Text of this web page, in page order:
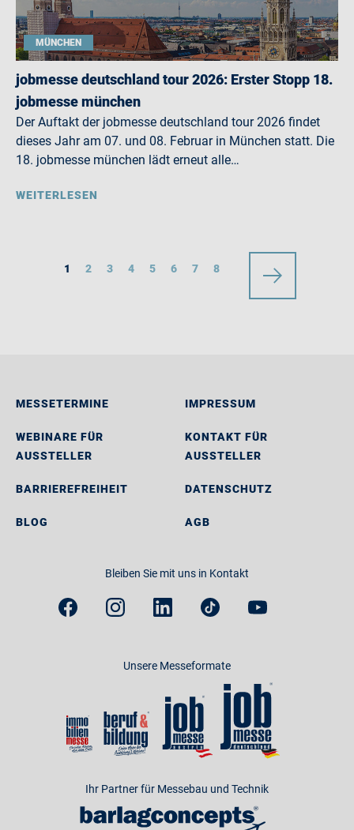
MÜNCHEN
jobmesse deutschland tour 2026: Erster Stopp 18.
jobmesse münchen
Der Auftakt der jobmesse deutschland tour 2026 findet
dieses Jahr am 07. und 08. Februar in München statt. Die
18. jobmesse münchen lädt erneut alle…
WEITERLESEN
1 2 3 4 5 6 7 8
MESSETERMINE
WEBINARE FÜR
AUSSTELLER
BARRIEREFREIHEIT
BLOG
IMPRESSUM
KONTAKT FÜR
AUSSTELLER
DATENSCHUTZ
AGB
Bleiben Sie mit uns in Kontakt
Unsere Messeformate
Ihr Partner für Messebau und Technik